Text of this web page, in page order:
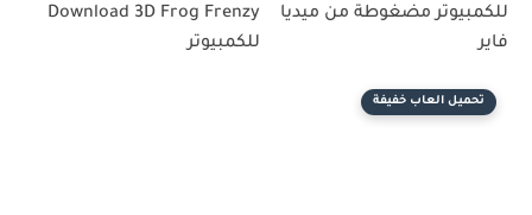
للكمبيوتر مضغوطة من ميديا
فاير
Download 3D Frog Frenzy
للكمبيوتر
تحميل العاب خفيفة